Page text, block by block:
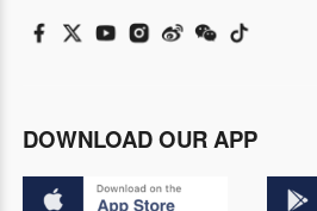
DOWNLOAD OUR APP